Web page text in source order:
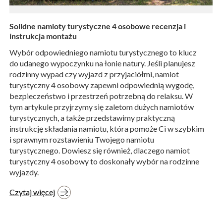
Solidne namioty turystyczne 4 osobowe recenzja i
instrukcja montażu
Wybór odpowiedniego namiotu turystycznego to klucz
do udanego wypoczynku na łonie natury. Jeśli planujesz
rodzinny wypad czy wyjazd z przyjaciółmi, namiot
turystyczny 4 osobowy zapewni odpowiednią wygodę,
bezpieczeństwo i przestrzeń potrzebną do relaksu. W
tym artykule przyjrzymy się zaletom dużych namiotów
turystycznych, a także przedstawimy praktyczną
instrukcję składania namiotu, która pomoże Ci w szybkim
i sprawnym rozstawieniu Twojego namiotu
turystycznego. Dowiesz się również, dlaczego namiot
turystyczny 4 osobowy to doskonały wybór na rodzinne
wyjazdy.
Czytaj więcej